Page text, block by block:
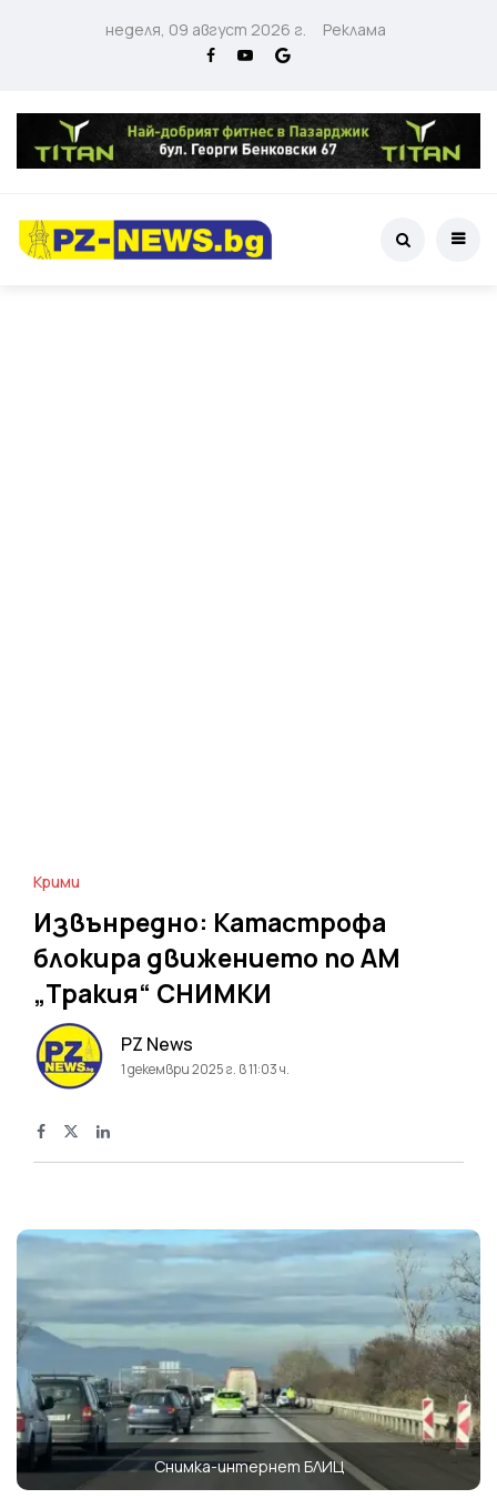
неделя, 09 август 2026 г. Реклама
Крими
Извънредно: Катастрофа
блокира движението по АМ
„Тракия“ СНИМКИ
PZ News
1 декември 2025 г. в 11:03 ч.
Снимка-интернет БЛИЦ